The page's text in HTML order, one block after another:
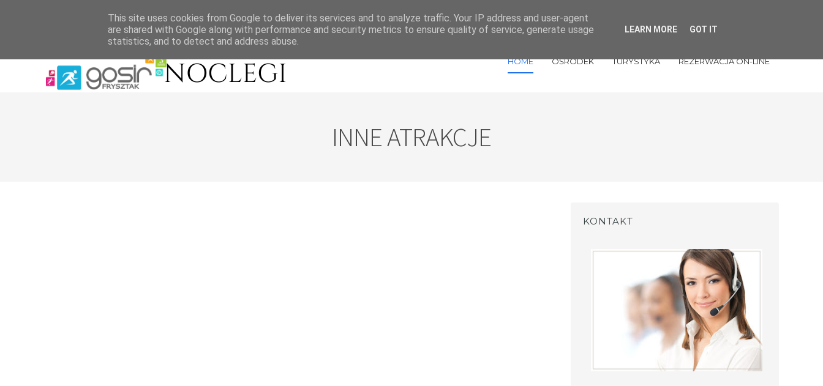
GOSiR Frysztak, ul. Sportowa 30, tel: (17) 27 77 111 lub (17) 27 77 900
HOME OŚRODEK TURYSTYKA REZERWACJA ON-LINE
INNE ATRAKCJE
KONTAKT
This site uses cookies from Google to deliver its services and to analyze traffic. Your IP address and user-agent
are shared with Google along with performance and security metrics to ensure quality of service, generate usage
statistics, and to detect and address abuse.
LEARN MORE GOT IT